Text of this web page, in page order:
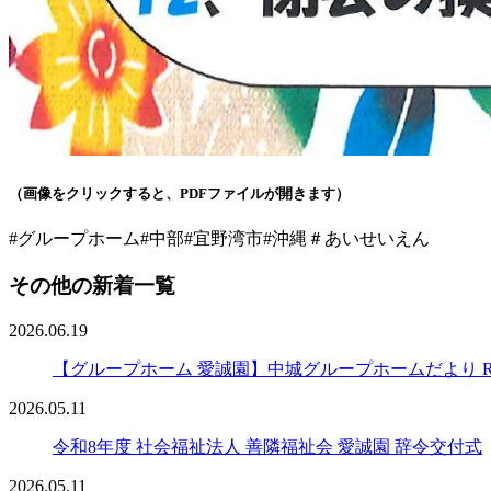
（画像をクリックすると、PDFファイルが開きます）
#グループホーム#中部#宜野湾市#沖縄＃あいせいえん
その他の新着一覧
2026.06.19
【グループホーム 愛誠園】中城グループホームだより
2026.05.11
令和8年度 社会福祉法人 善隣福祉会 愛誠園 辞令交付式
2026.05.11